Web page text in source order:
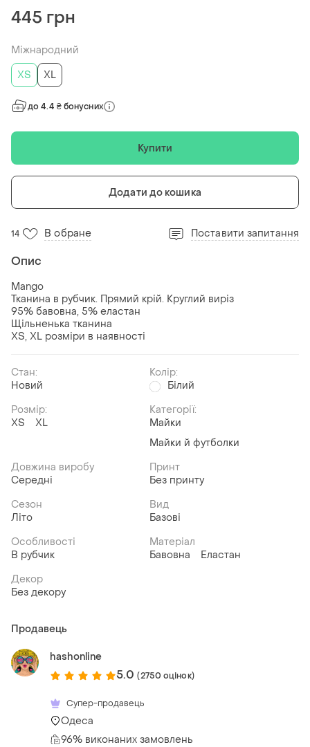
445 грн
Міжнародний
ХS
XL
до 4.4 ₴ бонусних
Купити
Додати до кошика
14 В обране Поставити запитання
Опис
Mango
Тканина в рубчик. Прямий крій. Круглий виріз
95% бавовна, 5% еластан
Щільненька тканина
XS, XL розміри в наявності
Стан:
Новий
Колір:
Білий
Розмір:
ХS
XL
Категорії:
Майки
Майки й футболки
Довжина виробу
Середні
Принт
Без принту
Сезон
Літо
Вид
Базові
Особливості
В рубчик
Матеріал
Бавовна
Еластан
Декор
Без декору
Продавець
hashonline
5.0 (2750 оцінок)
Супер-продавець
Одеса
96% виконаних замовлень